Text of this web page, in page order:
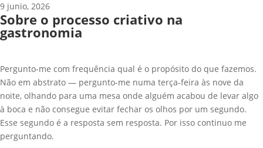
9 junio, 2026
Sobre o processo criativo na
gastronomia
Pergunto-me com frequência qual é o propósito do que fazemos.
Não em abstrato — pergunto-me numa terça-feira às nove da
noite, olhando para uma mesa onde alguém acabou de levar algo
à boca e não consegue evitar fechar os olhos por um segundo.
Esse segundo é a resposta sem resposta. Por isso continuo me
perguntando.